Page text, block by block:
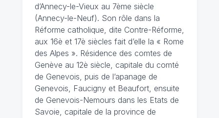
d’Annecy-le-Vieux au 7ème siècle
(Annecy-le-Neuf). Son rôle dans la
Réforme catholique, dite Contre-Réforme,
aux 16è et 17è siècles fait d’elle la « Rome
des Alpes ». Résidence des comtes de
Genève au 12è siècle, capitale du comté
de Genevois, puis de l’apanage de
Genevois, Faucigny et Beaufort, ensuite
de Genevois-Nemours dans les Etats de
Savoie, capitale de la province de